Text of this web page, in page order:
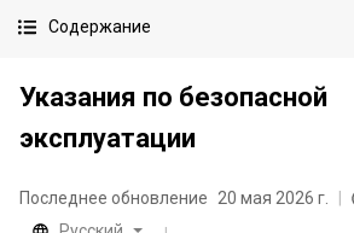
Содержание
Указания по безопасной
эксплуатации
Последнее обновление 20 мая 2026 г.